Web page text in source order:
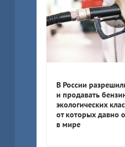
В России
и продавать
экологических
от которых давно
в мире